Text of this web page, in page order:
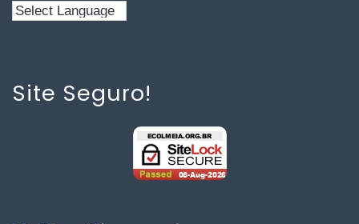
Site Seguro!